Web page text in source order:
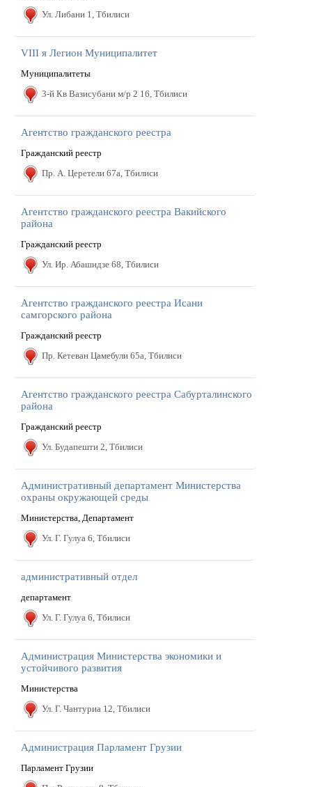
Ул. Либани 1, Тбилиси
VIII я Легион Муниципалитет
Муниципалитеты
3-й Кв Вазисубани м/р 2 16, Тбилиси
Агентство гражданского реестра
Гражданский реестр
Пр. А. Церетели 67a, Тбилиси
Агентство гражданского реестра Вакийского
района
Гражданский реестр
Ул. Ир. Абашидзе 68, Тбилиси
Агентство гражданского реестра Исани
самгорского района
Гражданский реестр
Пр. Кетеван Цамебули 65a, Тбилиси
Агентство гражданского реестра Сабурталинского
района
Гражданский реестр
Ул. Будапешти 2, Тбилиси
Административный департамент Министерства
охраны окружающей среды
Министерства, Департамент
Ул. Г. Гулуа 6, Тбилиси
административный отдел
департамент
Ул. Г. Гулуа 6, Тбилиси
Администрация Министерства экономики и
устойчивого развития
Министерства
Ул. Г. Чантуриа 12, Тбилиси
Администрация Парламент Грузии
Парламент Грузии